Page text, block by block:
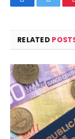
FacebookTwitter
RELATED